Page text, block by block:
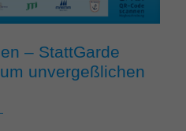
– StattGarde
unvergeßlichen